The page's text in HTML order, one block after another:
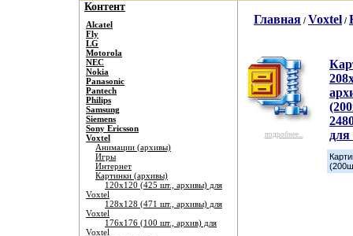
Контент
Alcatel
Fly
LG
Motorola
NEC
Nokia
Panasonic
Pantech
Philips
Samsung
Siemens
Sony Ericsson
Voxtel
Анимации (архивы)
Игры
Интернет
Картинки (архивы)
120х120 (425 шт., архивы) для
Voxtel
128х128 (471 шт., архивы) для
Voxtel
176х176 (100 шт., архив) для
Voxtel
Главная / Voxtel /
подробнее...
для